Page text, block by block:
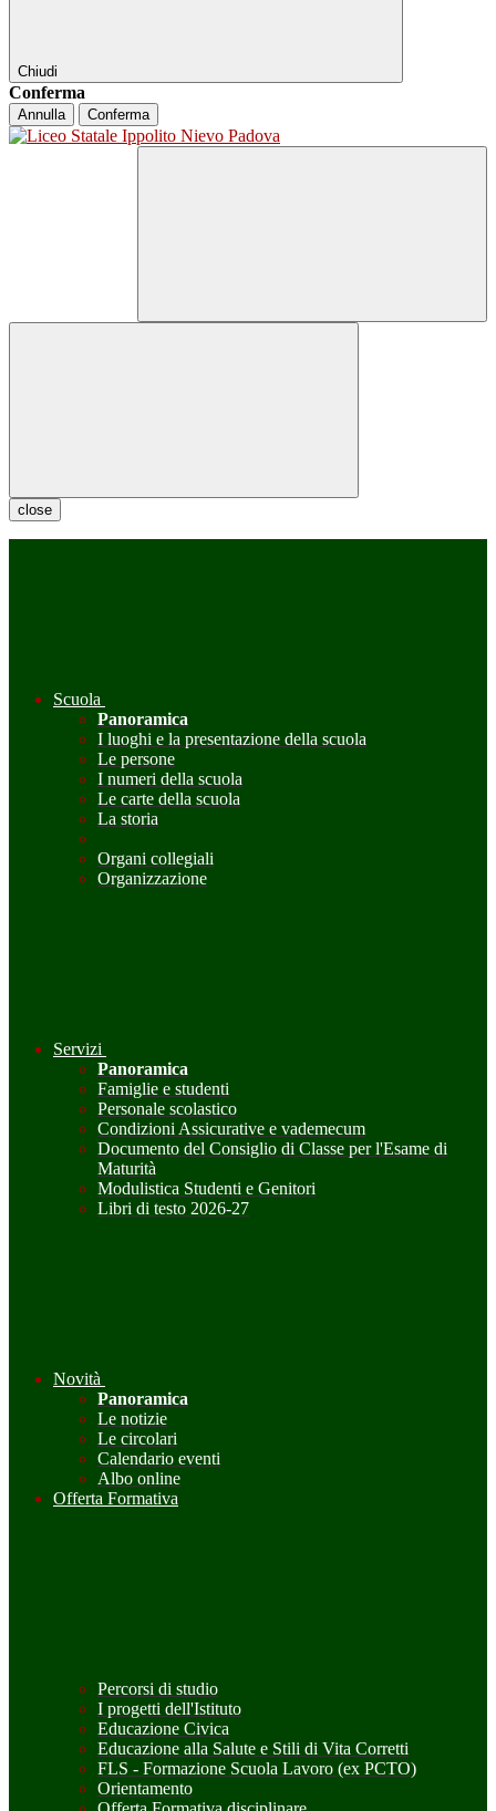
Chiudi
Conferma
Annulla Conferma
close
Scuola
Panoramica
I luoghi e la presentazione della scuola
Le persone
I numeri della scuola
Le carte della scuola
La storia
Organi collegiali
Organizzazione
Servizi
Panoramica
Famiglie e studenti
Personale scolastico
Condizioni Assicurative e vademecum
Documento del Consiglio di Classe per l'Esame di
Maturità
Modulistica Studenti e Genitori
Libri di testo 2026-27
Novità
Panoramica
Le notizie
Le circolari
Calendario eventi
Albo online
Offerta Formativa
Percorsi di studio
I progetti dell'Istituto
Educazione Civica
Educazione alla Salute e Stili di Vita Corretti
FLS - Formazione Scuola Lavoro (ex PCTO)
Orientamento